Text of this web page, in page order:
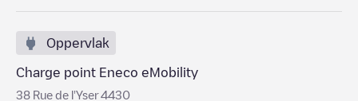
Oppervlak
Charge point Eneco eMobility
38 Rue de l'Yser 4430